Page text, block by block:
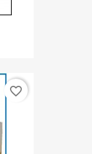
favorite_border